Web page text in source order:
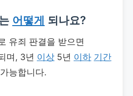
어떻게 되나요?
유죄 판결을 받으면
며, 3년 이상 5년 이하 기간
능합니다.